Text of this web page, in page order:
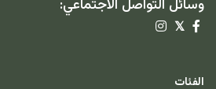
وسائل التواصل الاجتماعي:
𝕏
الفئات